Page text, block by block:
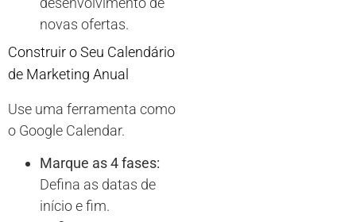
novas ofertas.
Construir o Seu Calendário
de Marketing Anual
Use uma ferramenta como
o Google Calendar.
Marque as 4 fases:
Defina as datas de
início e fim.